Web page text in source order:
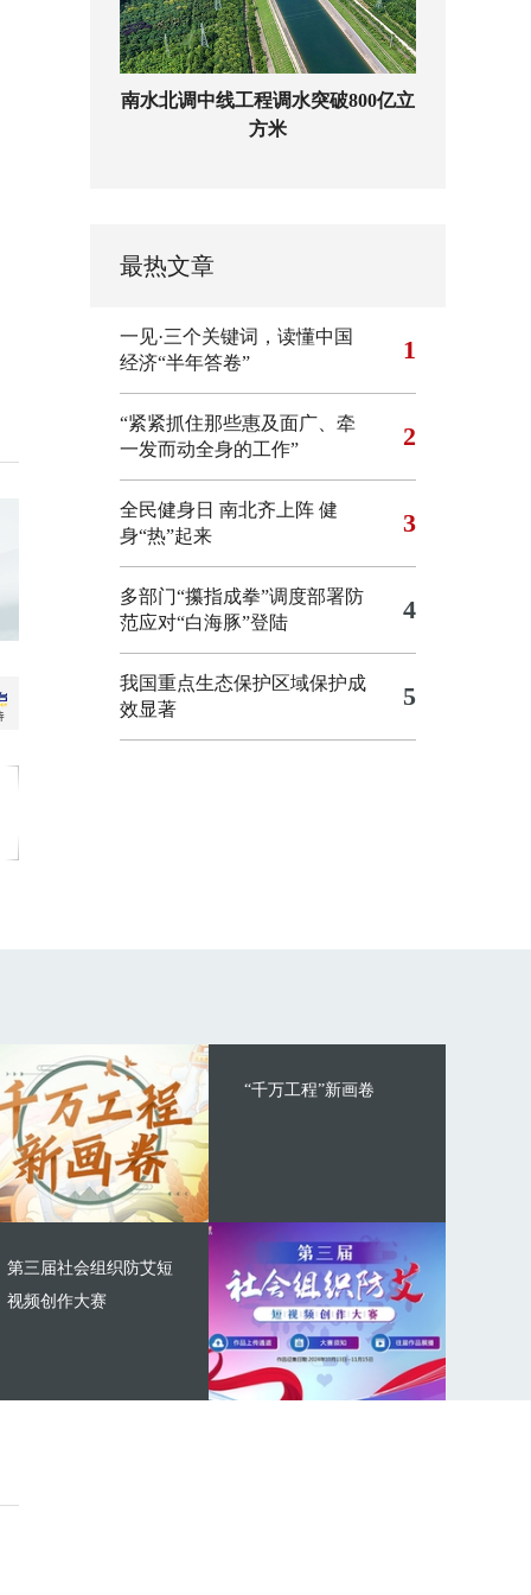
南水北调中线工程调水突破800亿立
方米
最热文章
一见·三个关键词，读懂中国
经济“半年答卷”
1
“紧紧抓住那些惠及面广、牵
一发而动全身的工作”
2
全民健身日 南北齐上阵 健
身“热”起来
3
多部门“攥指成拳”调度部署防
范应对“白海豚”登陆
4
我国重点生态保护区域保护成
效显著
5
“千万工程”新画卷
第三届社会组织防艾短
视频创作大赛